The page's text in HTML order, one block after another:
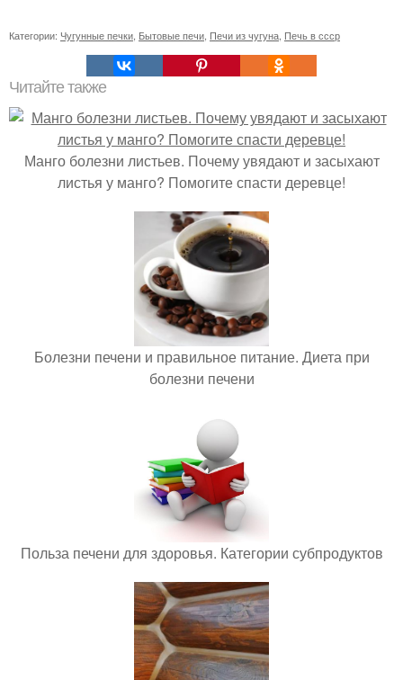
Категории: Чугунные печки Бытовые печи Печи из чугуна Печь в ссср
Читайте также
Манго болезни листьев. Почему увядают и засыхают
листья у манго? Помогите спасти деревце!
Болезни печени и правильное питание. Диета при
болезни печени
Польза печени для здоровья. Категории субпродуктов